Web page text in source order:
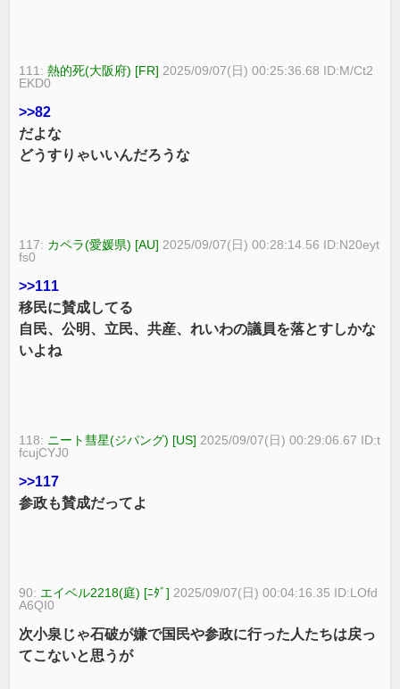
111:熱的死(大阪府) [FR] 2025/09/07(日) 00:25:36.68 ID:M/Ct2
EKD0
>>82
だよな
どうすりゃいいんだろうな
117: カペラ(愛媛県) [AU] 2025/09/07(日) 00:28:14.56 ID:N20eyt
fs0
>>111
移民に賛成してる
自民、公明、立民、共産、れいわの議員を落とすしかな
いよね
118: ニート彗星(ジパング) [US] 2025/09/07(日) 00:29:06.67 ID:t
fcujCYJ0
>>117
参政も賛成だってよ
90: エイベル2218(庭) [ﾆﾀﾞ] 2025/09/07(日) 00:04:16.35 ID:LOfd
A6QI0
次小泉じゃ石破が嫌で国民や参政に行った人たちは戻っ
てこないと思うが